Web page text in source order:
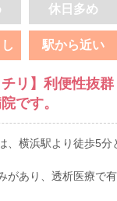
休日多め
駅から近い
チリ】利便性抜
です。
、横浜駅より徒歩5
があり、透析医療で